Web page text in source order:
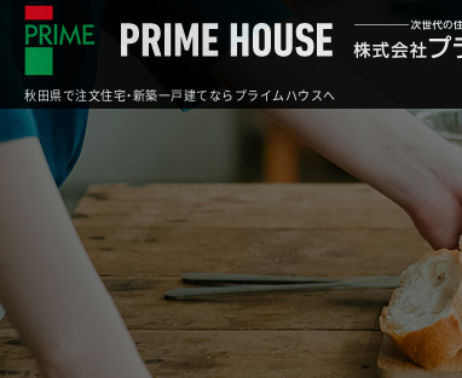
秋田県で注文住宅・新築一戸建てならプライムハウスへ